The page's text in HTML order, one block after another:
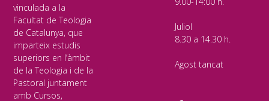
vinculada a la
Facultat de Teologia
de Catalunya, que
imparteix estudis
superiors en l’àmbit
de la Teologia i de la
Pastoral juntament
amb Cursos,
Juliol
8.30 a 14.30 h.
Agost tancat